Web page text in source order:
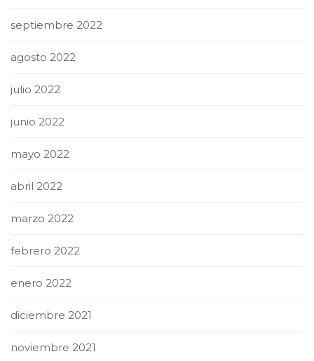
septiembre 2022
agosto 2022
julio 2022
junio 2022
mayo 2022
abril 2022
marzo 2022
febrero 2022
enero 2022
diciembre 2021
noviembre 2021